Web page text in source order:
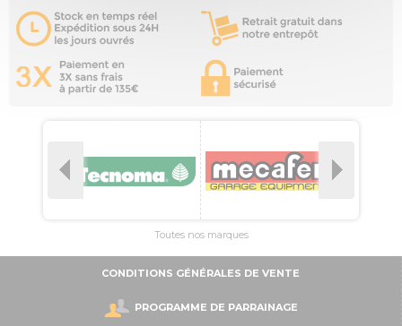
Toutes nos marques
CONDITIONS GÉNÉRALES DE VENTE
PROGRAMME DE PARRAINAGE